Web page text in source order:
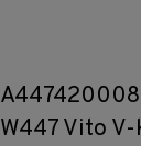
W447 Vito